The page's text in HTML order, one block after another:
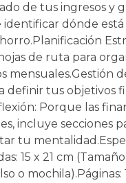
de tus ingresos y
dónde
​Planificación
de ruta para
mensuales. ​Gestión
definir tus objetivos
Porque las
incluye secciones
tu mentalidad.
15 x 21 cm
o mochila). ​Páginas: